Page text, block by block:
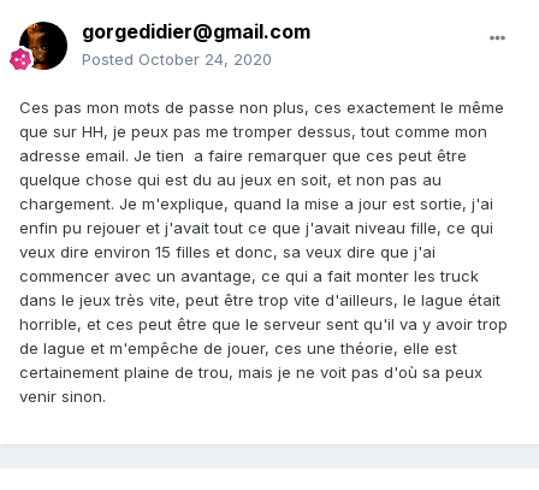
gorgedidier@gmail.com
Posted October 24, 2020
Ces pas mon mots de passe non plus, ces exactement le même
que sur HH, je peux pas me tromper dessus, tout comme mon
adresse email. Je tien a faire remarquer que ces peut être
quelque chose qui est du au jeux en soit, et non pas au
chargement. Je m'explique, quand la mise a jour est sortie, j'ai
enfin pu rejouer et j'avait tout ce que j'avait niveau fille, ce qui
veux dire environ 15 filles et donc, sa veux dire que j'ai
commencer avec un avantage, ce qui a fait monter les truck
dans le jeux très vite, peut être trop vite d'ailleurs, le lague était
horrible, et ces peut être que le serveur sent qu'il va y avoir trop
de lague et m'empêche de jouer, ces une théorie, elle est
certainement plaine de trou, mais je ne voit pas d'où sa peux
venir sinon.